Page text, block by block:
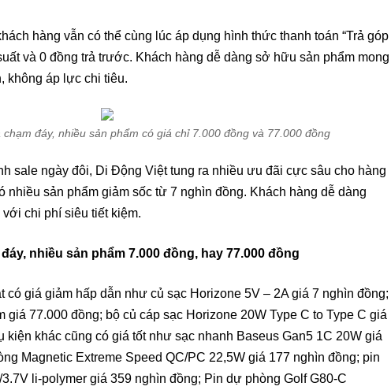
hàng vẫn có thể cùng lúc áp dụng hình thức thanh toán “Trả góp
và 0 đồng trả trước. Khách hàng dễ dàng sở hữu sản phẩm mong
không áp lực chi tiêu.
đáy, nhiều sản phẩm có giá chỉ 7.000 đồng và 77.000 đồng
sale ngày đôi, Di Động Việt tung ra nhiều ưu đãi cực sâu cho hàng
nhiều sản phẩm giảm sốc từ 7 nghìn đồng. Khách hàng dễ dàng
chi phí siêu tiết kiệm.
nhiều sản phẩm 7.000 đồng, hay 77.000 đồng
có giá giảm hấp dẫn như củ sạc Horizone 5V – 2A giá 7 nghìn đồng;
giá 77.000 đồng; bộ củ cáp sạc Horizone 20W Type C to Type C giá
khác cũng có giá tốt như sạc nhanh Baseus Gan5 1C 20W giá
Magnetic Extreme Speed QC/PC 22,5W giá 177 nghìn đồng; pin
li-polymer giá 359 nghìn đồng; Pin dự phòng Golf G80-C